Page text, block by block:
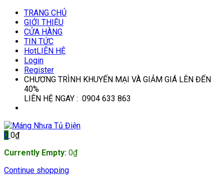
TRANG CHỦ
GIỚI THIỆU
CỬA HÀNG
TIN TỨC
HotLIÊN HỆ
Login
Register
CHƯƠNG TRÌNH KHUYẾN MẠI VÀ GIẢM GIÁ LÊN ĐẾN
40%
LIÊN HỆ NGAY : 0904 633 863
0 0₫
Currently Empty: 0₫
Continue shopping